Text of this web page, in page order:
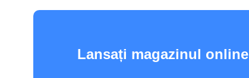
Lansați magazinul online